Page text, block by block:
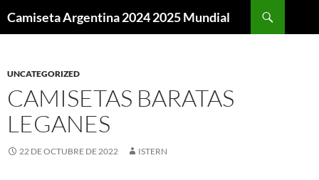
Camiseta Argentina 2024 2025 Mundial
UNCATEGORIZED
CAMISETAS BARATAS
LEGANES
22 DE OCTUBRE DE 2022 ISTERN